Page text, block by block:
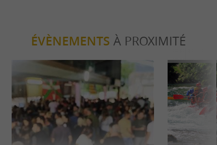
ÉVÈNEMENTS À PROXIMITÉ